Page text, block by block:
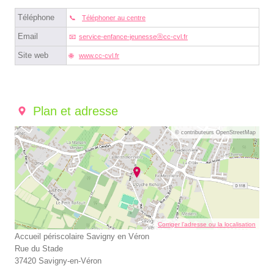
Téléphone Téléphoner au centre
Email service-enfance-jeunesseⓐcc-cvl.fr
Site web www.cc-cvl.fr
Plan et adresse
© contributeurs OpenStreetMap
Corriger l’adresse ou la localisation
Accueil périscolaire Savigny en Véron
Rue du Stade
37420 Savigny-en-Véron